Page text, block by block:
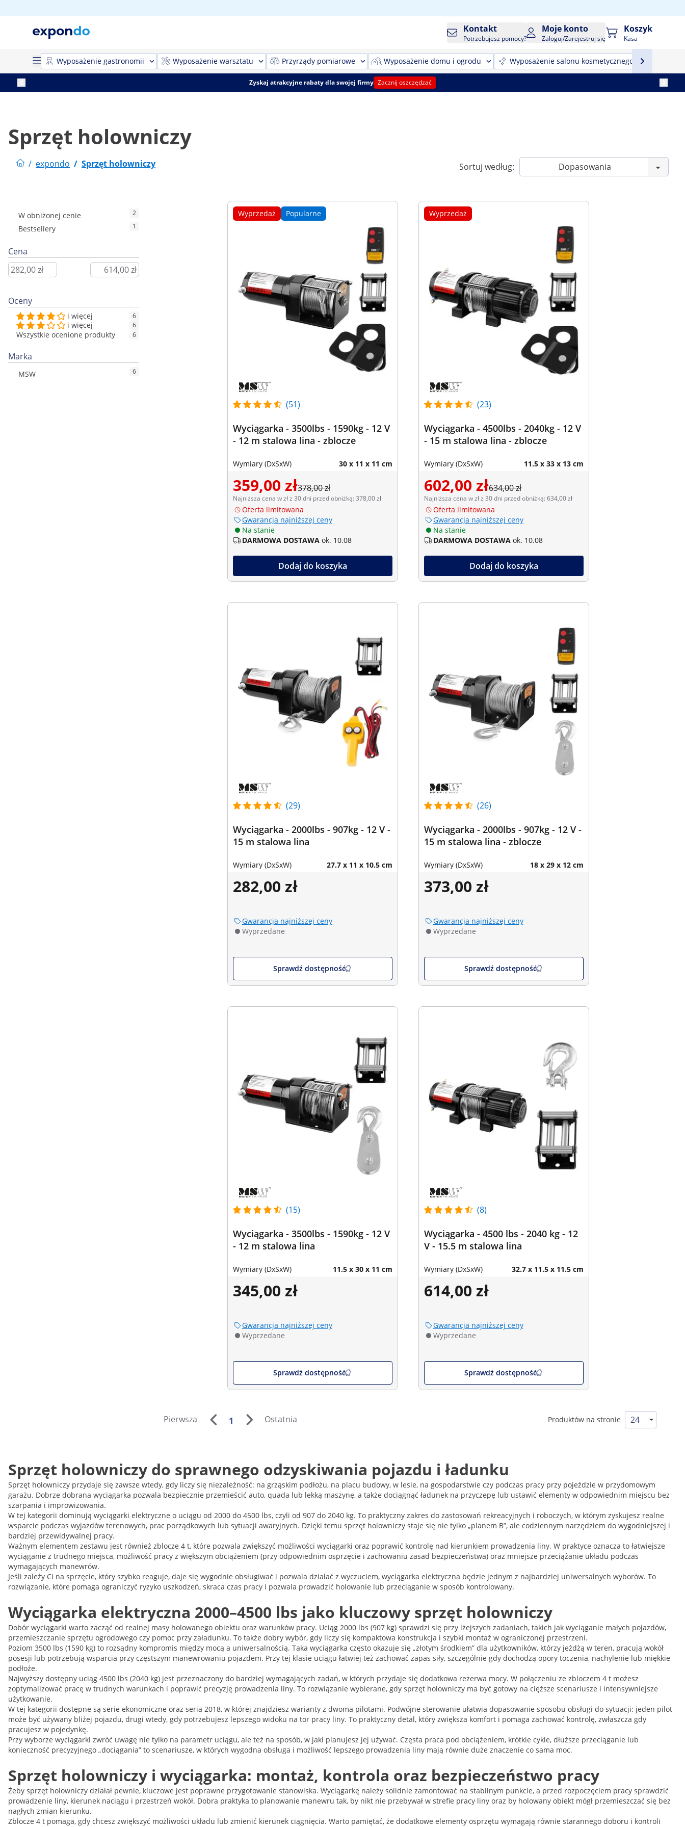
Kontakt
Potrzebujesz pomocy?
Moje konto
Zaloguj/Zarejestruj się
Koszyk
Kasa
Wyposażenie gastronomii Wyposażenie warsztatu Przyrządy pomiarowe Wyposażenie domu i ogrodu Wyposażenie salonu kosmetycznego
Zyskaj atrakcyjne rabaty dla swojej firmy Zacznij oszczędzać
Sprzęt holowniczy
/ expondo / Sprzęt holowniczy Sortuj według:
W obniżonej cenie 2
Bestsellery 1
Cena
Oceny
i więcej 6
i więcej 6
Wszystkie ocenione produkty 6
Marka
MSW 6
Wyprzedaż Popularne
(51)
Wyciągarka - 3500lbs - 1590kg - 12 V
- 12 m stalowa lina - zblocze
Wymiary (DxSxW) 30 x 11 x 11 cm
359,00 zł378,00 zł
Najniższa cena w zł z 30 dni przed obniżką: 378,00 zł
Oferta limitowana
Gwarancja najniższej ceny
Na stanie
DARMOWA DOSTAWA ok. 10.08
Dodaj do koszyka
Wyprzedaż
(23)
Wyciągarka - 4500lbs - 2040kg - 12 V
- 15 m stalowa lina - zblocze
Wymiary (DxSxW) 11.5 x 33 x 13 cm
602,00 zł634,00 zł
Najniższa cena w zł z 30 dni przed obniżką: 634,00 zł
Oferta limitowana
Gwarancja najniższej ceny
Na stanie
DARMOWA DOSTAWA ok. 10.08
Dodaj do koszyka
(29)
Wyciągarka - 2000lbs - 907kg - 12 V -
15 m stalowa lina
Wymiary (DxSxW) 27.7 x 11 x 10.5 cm
282,00 zł
Gwarancja najniższej ceny
Wyprzedane
Sprawdź dostępność
(26)
Wyciągarka - 2000lbs - 907kg - 12 V -
15 m stalowa lina - zblocze
Wymiary (DxSxW) 18 x 29 x 12 cm
373,00 zł
Gwarancja najniższej ceny
Wyprzedane
Sprawdź dostępność
(15)
Wyciągarka - 3500lbs - 1590kg - 12 V
- 12 m stalowa lina
Wymiary (DxSxW) 11.5 x 30 x 11 cm
345,00 zł
Gwarancja najniższej ceny
Wyprzedane
Sprawdź dostępność
(8)
Wyciągarka - 4500 lbs - 2040 kg - 12
V - 15.5 m stalowa lina
Wymiary (DxSxW) 32.7 x 11.5 x 11.5 cm
614,00 zł
Gwarancja najniższej ceny
Wyprzedane
Sprawdź dostępność
Pierwsza 1 Ostatnia Produktów na stronie
Sprzęt holowniczy do sprawnego odzyskiwania pojazdu i ładunku
Sprzęt holowniczy przydaje się zawsze wtedy, gdy liczy się niezależność: na grząskim podłożu, na placu budowy, w lesie, na gospodarstwie czy podczas pracy przy pojeździe w przydomowym
garażu. Dobrze dobrana wyciągarka pozwala bezpiecznie przemieścić auto, quada lub lekką maszynę, a także dociągnąć ładunek na przyczepę lub ustawić elementy w odpowiednim miejscu bez
szarpania i improwizowania.
W tej kategorii dominują wyciągarki elektryczne o uciągu od 2000 do 4500 lbs, czyli od 907 do 2040 kg. To praktyczny zakres do zastosowań rekreacyjnych i roboczych, w którym zyskujesz realne
wsparcie podczas wyjazdów terenowych, prac porządkowych lub sytuacji awaryjnych. Dzięki temu sprzęt holowniczy staje się nie tylko „planem B”, ale codziennym narzędziem do wygodniejszej i
bardziej przewidywalnej pracy.
Ważnym elementem zestawu jest również zblocze 4 t, które pozwala zwiększyć możliwości wyciągarki oraz poprawić kontrolę nad kierunkiem prowadzenia liny. W praktyce oznacza to łatwiejsze
wyciąganie z trudnego miejsca, możliwość pracy z większym obciążeniem (przy odpowiednim osprzęcie i zachowaniu zasad bezpieczeństwa) oraz mniejsze przeciążanie układu podczas
wymagających manewrów.
Jeśli zależy Ci na sprzęcie, który szybko reaguje, daje się wygodnie obsługiwać i pozwala działać z wyczuciem, wyciągarka elektryczna będzie jednym z najbardziej uniwersalnych wyborów. To
rozwiązanie, które pomaga ograniczyć ryzyko uszkodzeń, skraca czas pracy i pozwala prowadzić holowanie lub przeciąganie w sposób kontrolowany.
Wyciągarka elektryczna 2000–4500 lbs jako kluczowy sprzęt holowniczy
Dobór wyciągarki warto zacząć od realnej masy holowanego obiektu oraz warunków pracy. Uciąg 2000 lbs (907 kg) sprawdzi się przy lżejszych zadaniach, takich jak wyciąganie małych pojazdów,
przemieszczanie sprzętu ogrodowego czy pomoc przy załadunku. To także dobry wybór, gdy liczy się kompaktowa konstrukcja i szybki montaż w ograniczonej przestrzeni.
Poziom 3500 lbs (1590 kg) to rozsądny kompromis między mocą a uniwersalnością. Taka wyciągarka często okazuje się „złotym środkiem” dla użytkowników, którzy jeżdżą w teren, pracują wokół
posesji lub potrzebują wsparcia przy częstszym manewrowaniu pojazdem. Przy tej klasie uciągu łatwiej też zachować zapas siły, szczególnie gdy dochodzą opory toczenia, nachylenie lub miękkie
podłoże.
Najwyższy dostępny uciąg 4500 lbs (2040 kg) jest przeznaczony do bardziej wymagających zadań, w których przydaje się dodatkowa rezerwa mocy. W połączeniu ze zbloczem 4 t możesz
zoptymalizować pracę w trudnych warunkach i poprawić precyzję prowadzenia liny. To rozwiązanie wybierane, gdy sprzęt holowniczy ma być gotowy na cięższe scenariusze i intensywniejsze
użytkowanie.
W tej kategorii dostępne są serie ekonomiczne oraz seria 2018, w której znajdziesz warianty z dwoma pilotami. Podwójne sterowanie ułatwia dopasowanie sposobu obsługi do sytuacji: jeden pilot
może być używany bliżej pojazdu, drugi wtedy, gdy potrzebujesz lepszego widoku na tor pracy liny. To praktyczny detal, który zwiększa komfort i pomaga zachować kontrolę, zwłaszcza gdy
pracujesz w pojedynkę.
Przy wyborze wyciągarki zwróć uwagę nie tylko na parametr uciągu, ale też na sposób, w jaki planujesz jej używać. Częsta praca pod obciążeniem, krótkie cykle, dłuższe przeciąganie lub
konieczność precyzyjnego „dociągania” to scenariusze, w których wygodna obsługa i możliwość lepszego prowadzenia liny mają równie duże znaczenie co sama moc.
Sprzęt holowniczy i wyciągarka: montaż, kontrola oraz bezpieczeństwo pracy
Żeby sprzęt holowniczy działał pewnie, kluczowe jest poprawne przygotowanie stanowiska. Wyciągarkę należy solidnie zamontować na stabilnym punkcie, a przed rozpoczęciem pracy sprawdzić
prowadzenie liny, kierunek naciągu i przestrzeń wokół. Dobra praktyka to planowanie manewru tak, by nikt nie przebywał w strefie pracy liny oraz by holowany obiekt mógł przemieszczać się bez
nagłych zmian kierunku.
Zblocze 4 t pomaga, gdy chcesz zwiększyć możliwości układu lub zmienić kierunek ciągnięcia. Warto pamiętać, że dodatkowe elementy osprzętu wymagają równie starannego doboru i kontroli